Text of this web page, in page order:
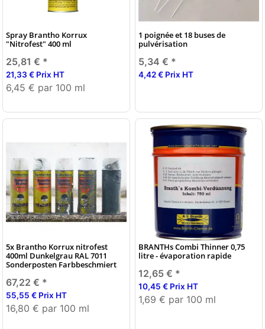
Spray Brantho Korrux
"Nitrofest" 400 ml
25,81 € *
21,33 € Prix HT
6,45 € par 100 ml
1 poignée et 18 buses de
pulvérisation
5,34 € *
4,42 € Prix HT
5x Brantho Korrux nitrofest
400ml Dunkelgrau RAL 7011
Sonderposten Farbbeschmiert
67,22 € *
55,55 € Prix HT
16,80 € par 100 ml
BRANTHs Combi Thinner 0,75
litre - évaporation rapide
12,65 € *
10,45 € Prix HT
1,69 € par 100 ml